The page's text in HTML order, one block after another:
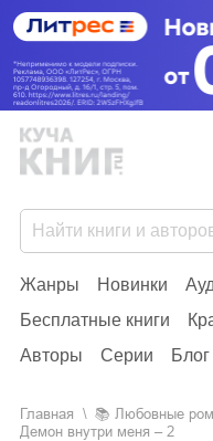
Жанры Новинки
Бесплатные книги
Авторы
Серии Блог
Главная 📚 любовные
Демон внутри меня – 2